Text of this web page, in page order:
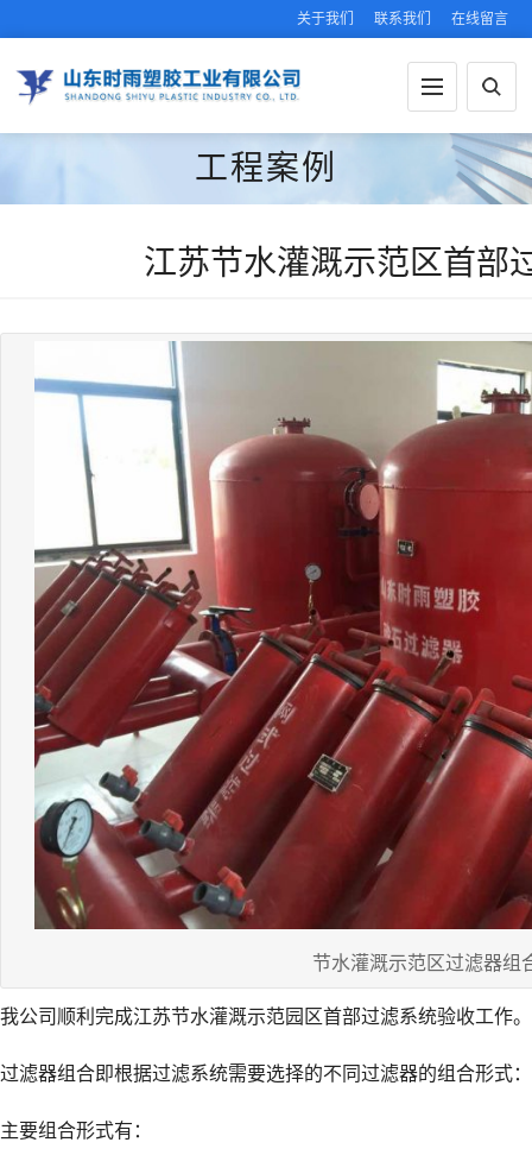
关于我们 联系我们 在线留言
工程案例
江苏节水灌溉示范区首部
节水灌溉示范区过滤器组
我公司顺利完成江苏节水灌溉示范园区首部过滤系统验收工作。
过滤器组合即根据过滤系统需要选择的不同过滤器的组合形式：
主要组合形式有：